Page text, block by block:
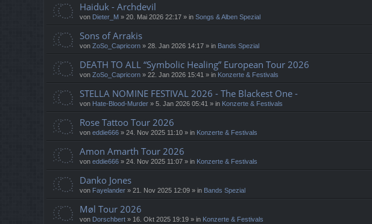
Haiduk - Archdevil
von Dieter_M » 20. Mai 2026 22:17 » in Songs & Alben Spezial
Sons of Arrakis
von ZoSo_Capricorn » 28. Jan 2026 14:17 » in Bands Spezial
DEATH TO ALL “Symbolic Healing” European Tour 2026
von ZoSo_Capricorn » 22. Jan 2026 15:41 » in Konzerte & Festivals
STELLA NOMINE FESTIVAL 2026 - The Blackest One -
von Hate-Blood-Murder » 5. Jan 2026 05:41 » in Konzerte & Festivals
Rose Tattoo Tour 2026
von eddie666 » 24. Nov 2025 11:10 » in Konzerte & Festivals
Amon Amarth Tour 2026
von eddie666 » 24. Nov 2025 11:07 » in Konzerte & Festivals
Danko Jones
von Fayelander » 21. Nov 2025 12:09 » in Bands Spezial
Møl Tour 2026
von Dorschbert » 16. Okt 2025 19:19 » in Konzerte & Festivals